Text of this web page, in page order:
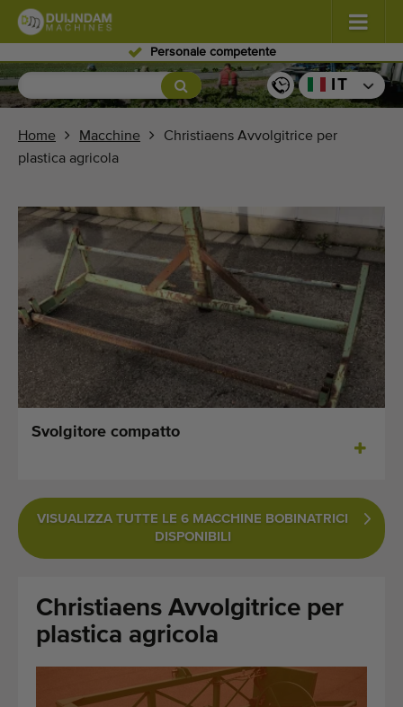
Personale competente
Fiori e piante
Ortaggi in serra
Frutta (333)
Nastri trasportatori
Vendi il tuo macchinario!
Cerca per tipo
Ultime macchine visualizzate
Importare una macchina
Macchine
Chi siamo
IT
Home Macchine
Christiaens Avvolgitrice per
plastica agricola
Svolgitore compatto
VISUALIZZA TUTTE LE 6 MACCHINE BOBINATRICI
DISPONIBILI
Christiaens Avvolgitrice per
plastica agricola